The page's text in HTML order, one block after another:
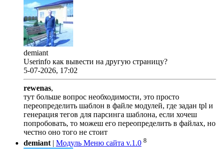
demiant
Userinfo как вывести на другую страницу?
5-07-2026, 17:02
rewenas,
тут больше вопрос необходимости, это просто
переопределить шаблон в файле модулей, где задан tpl и
генерация тегов для парсинга шаблона, если хочеш
попробовать, то можеш его переопределить в файлах, но
честно оно того не стоит
demiant | Модуль Меню сайта v.1.0 8